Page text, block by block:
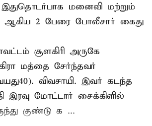
மனைவி மற்றும்
2 பேரை போலீசார் கைது
சூளகிரி அருகே
கிரா மத்தை சேர்ந்தவர்
விவசாயி. இவர் கடந்த
இரவு மோட்டார் சைக்கிளில்
குண்டு க ...